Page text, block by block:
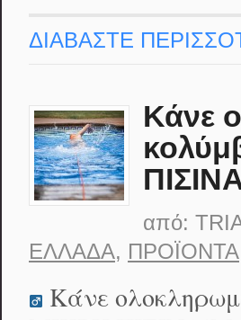
ΔΙΑΒΑΣΤΕ
Κάνε
από:
ΕΛΛΆΔΑ, ΠΡΟΪΌΝΤΑ
Κάνε